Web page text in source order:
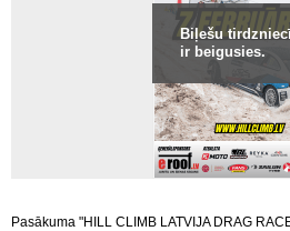
Biļešu
ir beigusies.
Pasākuma "HILL CLIMB LATVIJA DRAG